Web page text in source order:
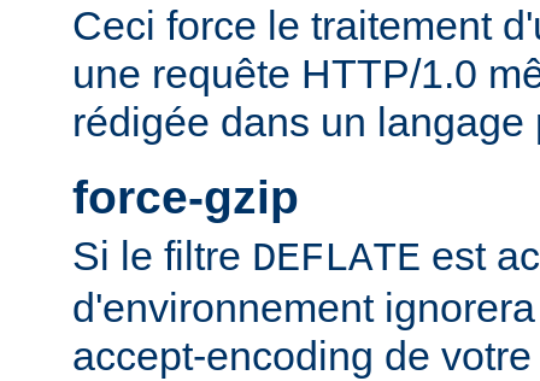
Ceci force le traitement
une requête HTTP/1.0
rédigée dans un langage
force-gzip
Si le filtre DEFLATE est
d'environnement
accept-encoding de